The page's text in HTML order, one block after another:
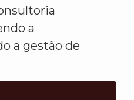
a
a gestão de